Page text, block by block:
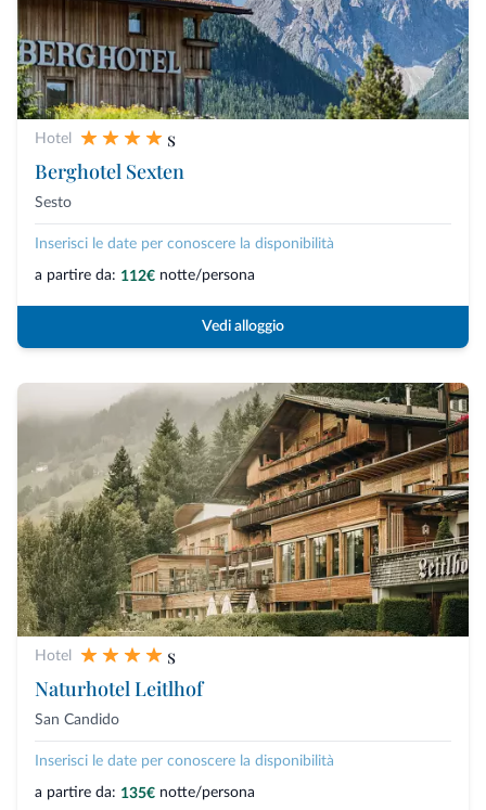
Hotel
s
Berghotel Sexten
Sesto
Inserisci le date per conoscere la disponibilità
a partire da: 112€ notte/persona
Vedi alloggio
Hotel
s
Naturhotel Leitlhof
San Candido
Inserisci le date per conoscere la disponibilità
a partire da: 135€ notte/persona